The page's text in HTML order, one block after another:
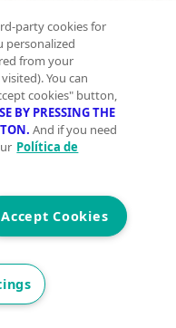
party cookies for
personalized
from your
You can
cookies" button,
BY PRESSING THE
And if you need
Política de
Accept Cookies